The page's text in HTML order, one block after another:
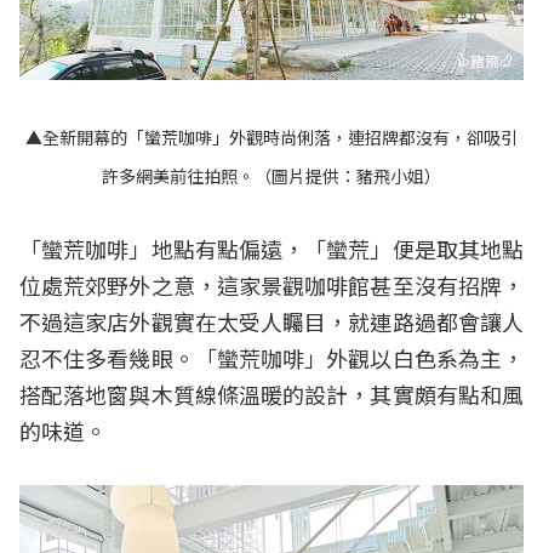
▲全新開幕的「蠻荒咖啡」外觀時尚俐落，連招牌都沒有，卻吸引
許多網美前往拍照。（圖片提供：豬飛小姐）
「蠻荒咖啡」地點有點偏遠，「蠻荒」便是取其地點
位處荒郊野外之意，這家景觀咖啡館甚至沒有招牌，
不過這家店外觀實在太受人矚目，就連路過都會讓人
忍不住多看幾眼。「蠻荒咖啡」外觀以白色系為主，
搭配落地窗與木質線條溫暖的設計，其實頗有點和風
的味道。